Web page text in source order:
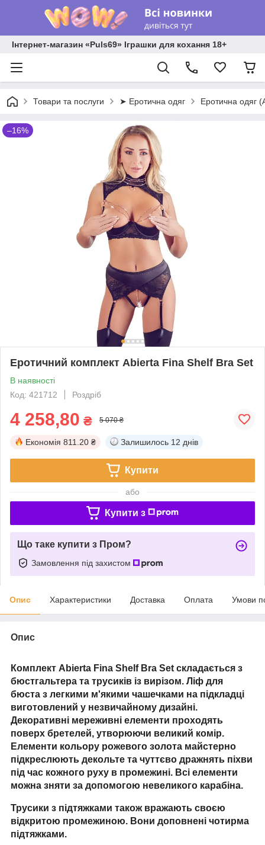
Інтернет-магазин «Puls69» Іграшки для кохання 18+
Товари та послуги ➤ Еротична одяг Еротична одяг
–16%
Еротичний комплект Abierta Fina Shelf Bra Set
В наявності
Код: 421712
Роздріб
4 258,80 ₴ 5 070 ₴
Економія 811.20 ₴ Залишилось 12 днів
Купити
або
Купити з
Що таке купити з Пром?
Замовлення під захистом
Опис Характеристики Доставка Оплата Умови
Опис
Комплект Abierta Fina Shelf Bra Set складається з
бюстгальтера та трусиків із вирізом. Ліф для
бюста з легкими м'якими чашечками на підкладці
виготовлений у незвичайному дизайні.
Декоративні мереживні елементи проходять
поверх бретелей, утворюючи великий комір.
Елементи кольору рожевого золота майстерно
підкреслюють декольте та чуттєво дражнять піхви
під час кожного руху в промежині. Всі елементи
можна зняти за допомогою невеликого карабіна.
Трусики з підтяжками також вражають своєю
відкритою промежиною. Вони доповнені чотирма
підтяжками.